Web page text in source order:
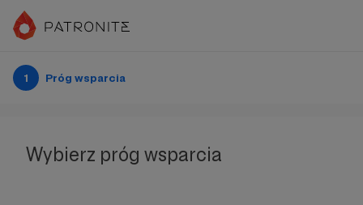
1 Próg wsparcia
Wybierz próg wsparcia